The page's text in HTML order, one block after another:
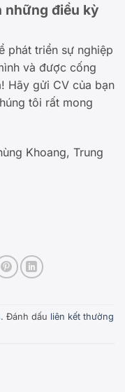
những điều kỳ
phát triển sự nghiệp
và được cống
Hãy gửi CV của bạn
tôi rất mong
Khoang, Trung
. Đánh dấu liên kết thường